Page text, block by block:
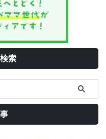
索